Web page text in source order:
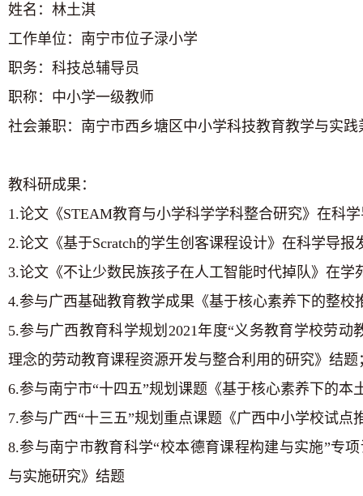
姓名：林土淇
工作单位：南宁市位子渌小学
职务：科技总辅导员
职称：中小学一级教师
社会兼职：南宁市西乡塘区中小学科技教育教学与实践
教科研成果：
1.论文《STEAM教育与小学科学学科整合研究》在科
2.论文《基于Scratch的学生创客课程设计》在科学导报
3.论文《不让少数民族孩子在人工智能时代掉队》在学
4.参与广西基础教育教学成果《基于核心素养下的整
5.参与广西教育科学规划 2021年度“义务教育学校劳动
理念的劳动教育课程资源开发与整合利用的研究》结题
6.参与南宁市“十四五”规划课题《基于核心素养下的
7.参与广西“十三五”规划重点课题《广西中小学校试点
8.参与南宁市教育科学“校本德育课程构建与实施”专
与实施研究》结题